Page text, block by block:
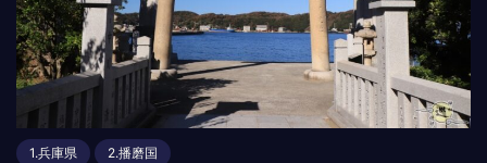
1.兵庫県 2.播磨国